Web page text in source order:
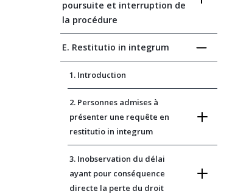
poursuite et interruption de
la procédure
E. Restitutio in integrum
1. Introduction
2. Personnes admises à
présenter une requête en
restitutio in integrum
3. Inobservation du délai
ayant pour conséquence
directe la perte du droit